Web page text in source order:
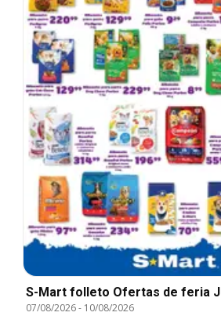
S-Mart folleto Ofertas de feria
07/08/2026- 10/08/2026